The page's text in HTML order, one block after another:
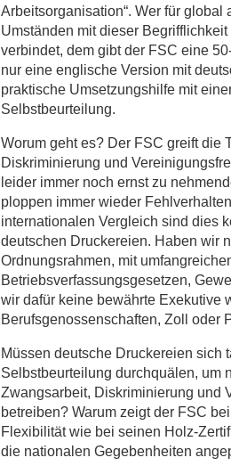
Arbeitsorganisation“. Wer für
Umständen mit dieser
verbindet, dem gibt der FSC eine
nur eine englische Version mit
praktische Umsetzungshilfe mit
Selbstbeurteilung.
Worum geht es? Der FSC greift die
Diskriminierung und
leider immer noch ernst zu
ploppen immer wieder
internationalen Vergleich sind dies
deutschen Druckereien. Haben wir
Ordnungsrahmen, mit
Betriebsverfassungsgesetzen,
wir dafür keine bewährte Exekutive
Berufsgenossenschaften, Zoll oder
Müssen deutsche Druckereien sich
Selbstbeurteilung durchquälen, um
Zwangsarbeit, Diskriminierung und
betreiben? Warum zeigt der FSC
Flexibilität wie bei seinen Holz-
die nationalen Gegebenheiten